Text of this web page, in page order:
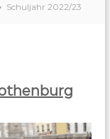
Schuljahr 2022/23